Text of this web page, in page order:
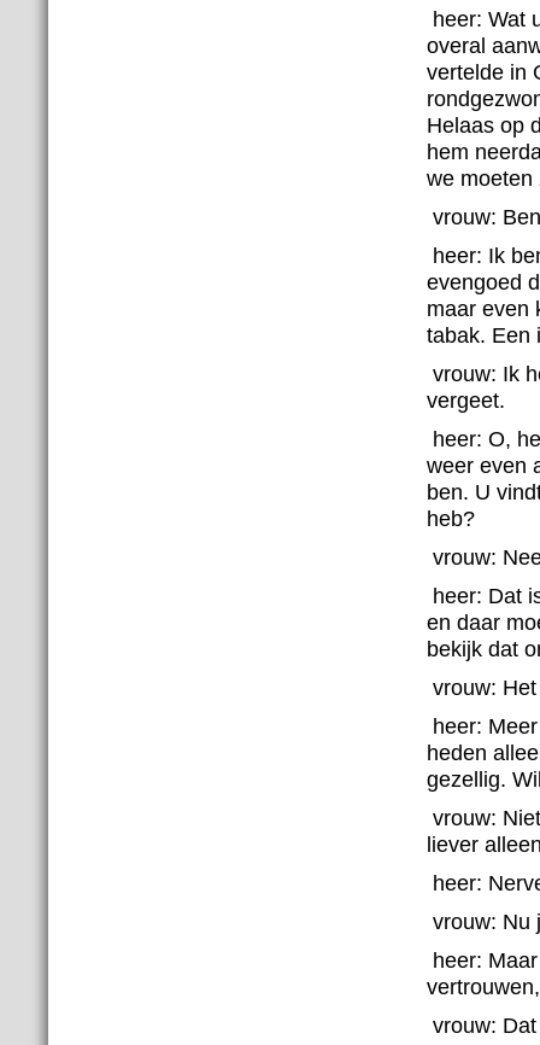
heer: Wat
overal
vertelde in
Helaas op
hem
we moeten
vrouw:
heer: Ik
evengoed
maar even
tabak. Een
vrouw: Ik
vergeet.
heer: O,
weer even
ben. U
heb?
vrouw:
heer: Dat
en daar
bekijk dat
vrouw:
heer:
heden
gezellig.
vrouw:
liever
heer:
vrouw: Nu
heer:
vrouw: